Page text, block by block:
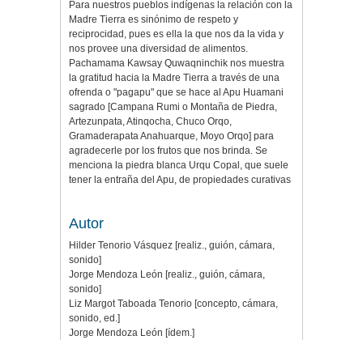
Para nuestros pueblos indígenas la relación con la
Madre Tierra es sinónimo de respeto y
reciprocidad, pues es ella la que nos da la vida y
nos provee una diversidad de alimentos.
Pachamama Kawsay Quwaqninchik nos muestra
la gratitud hacia la Madre Tierra a través de una
ofrenda o "pagapu" que se hace al Apu Huamani
sagrado [Campana Rumi o Montaña de Piedra,
Artezunpata, Atinqocha, Chuco Orqo,
Gramaderapata Anahuarque, Moyo Orqo] para
agradecerle por los frutos que nos brinda. Se
menciona la piedra blanca Urqu Copal, que suele
tener la entraña del Apu, de propiedades curativas
Autor
Hilder Tenorio Vásquez [realiz., guión, cámara,
sonido]
Jorge Mendoza León [realiz., guión, cámara,
sonido]
Liz Margot Taboada Tenorio [concepto, cámara,
sonido, ed.]
Jorge Mendoza León [ídem.]